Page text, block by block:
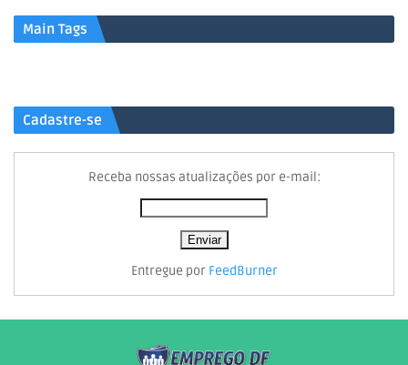
Main Tags
Cadastre-se
Receba nossas atualizações por e-mail:
Entregue por FeedBurner